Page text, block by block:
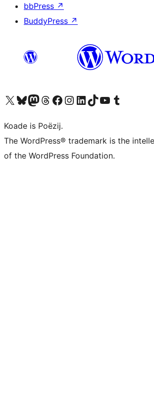
bbPress ↗
BuddyPress ↗
Visit our X (formerly Twitter) account
Visit our Bluesky account
Visit our Mastodon account
Visit our Threads account
Besykje ús Facebook sideBesykje ús Instagram-akkount
Besykje ús LinkedIn akkount
Visit our TikTok account
Visit our YouTube channel
Visit our Tumblr account
Koade is Poëzij.
The WordPress® trademark is the
of the WordPress Foundation.